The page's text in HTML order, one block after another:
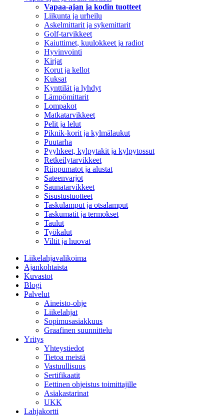
Vapaa-ajan ja kodin tuotteet
Liikunta ja urheilu
Askelmittarit ja sykemittarit
Golf-tarvikkeet
Kaiuttimet, kuulokkeet ja radiot
Hyvinvointi
Kirjat
Korut ja kellot
Kuksat
Kynttilät ja lyhdyt
Lämpömittarit
Lompakot
Matkatarvikkeet
Pelit ja lelut
Piknik-korit ja kylmälaukut
Puutarha
Pyyhkeet, kylpytakit ja kylpytossut
Retkeilytarvikkeet
Riippumatot ja alustat
Sateenvarjot
Saunatarvikkeet
Sisustustuotteet
Taskulamput ja otsalamput
Taskumatit ja termokset
Taulut
Työkalut
Viltit ja huovat
Liikelahjavalikoima
Ajankohtaista
Kuvastot
Blogi
Palvelut
Aineisto-ohje
Liikelahjat
Sopimusasiakkuus
Graafinen suunnittelu
Yritys
Yhteystiedot
Tietoa meistä
Vastuullisuus
Sertifikaatit
Eettinen ohjeistus toimittajille
Asiakastarinat
UKK
Lahjakortti